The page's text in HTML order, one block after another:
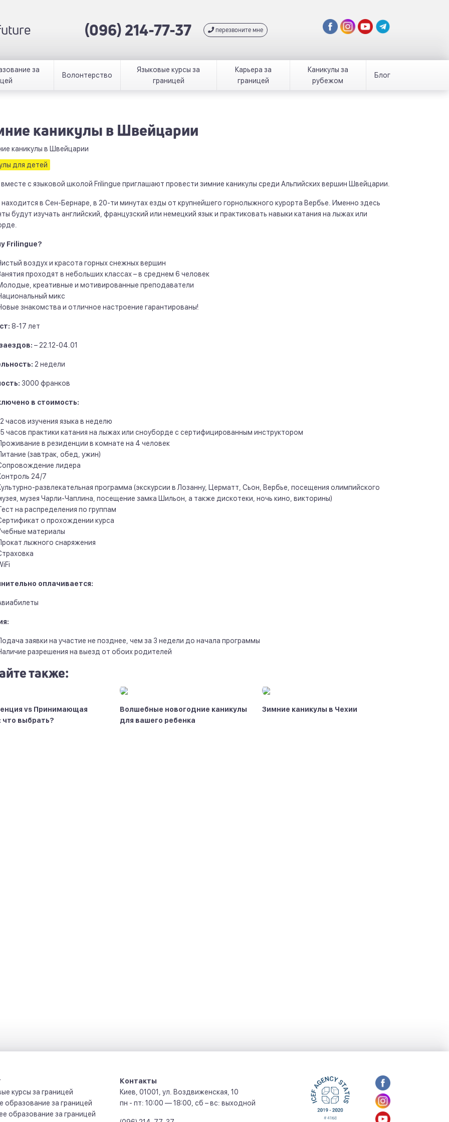
(096) 214-77-37 перезвоните мне
за
Волонтерство
Языковые курсы за
границей
Карьера за
границей
Каникулы за
рубежом
Блог
каникулы в Швейцарии
для детей
вместе с языковой школой Frilingue приглашают провести зимние каникулы среди Альпийских вершин Швейцарии.
находится в Сен-Бернаре, в 20-ти минутах езды от крупнейшего горнолыжного курорта Вербье. Именно здесь
будут изучать английский, французский или немецкий язык и практиковать навыки катания на лыжах или
Frilingue?
воздух и красота горных снежных вершин
проходят в небольших классах – в среднем 6 человек
креативные и мотивированные преподаватели
микс
знакомства и отличное настроение гарантированы!
8-17 лет
– 22.12-04.01
2 недели
3000 франков
в стоимость:
часов изучения языка в неделю
часов практики катания на лыжах или сноуборде с сертифицированным инструктором
в резиденции в комнате на 4 человек
(завтрак, обед, ужин)
лидера
24/7
развлекательная программа (экскурсии в Лозанну, Церматт, Сьон, Вербье, посещения олимпийского
музея Чарли-Чаплина, посещение замка Шильон, а также дискотеки, ночь кино, викторины)
на распределения по группам
о прохождении курса
материалы
лыжного снаряжения
оплачивается:
заявки на участие не позднее, чем за 3 недели до начала программы
разрешения на выезд от обоих родителей
также:
vs Принимающая
что выбрать?
Волшебные новогодние каникулы
для вашего ребенка
Зимние каникулы в Чехии
курсы за границей
образование за границей
образование за границей
Контакты
Киев 01001
ул. Воздвиженская, 10
пн - пт: 10:00 — 18:00, сб – вс: выходной